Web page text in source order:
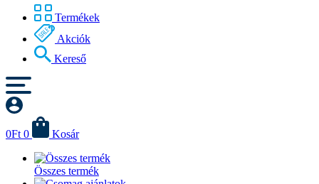
Termékek
Akciók
Kereső
0Ft 0 Kosár
Összes termék